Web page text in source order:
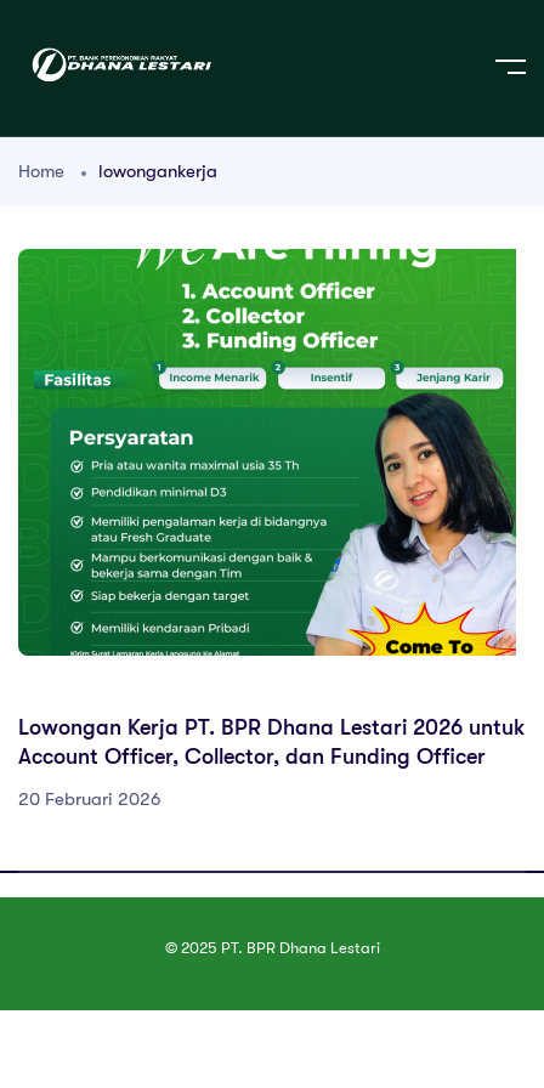
Home lowongankerja
Lowongan Kerja PT. BPR Dhana Lestari 2026 untuk
Account Officer, Collector, dan Funding Officer
20 Februari 2026
© 2025 PT. BPR Dhana Lestari